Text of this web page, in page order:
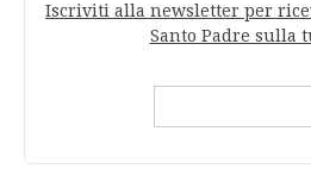
Iscriviti alla newsletter per
Santo Padre sulla